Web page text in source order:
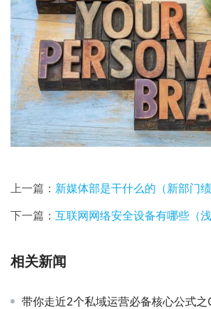
上一篇： 新媒体部是干什么的（新部门绩
下一篇： 互联网网络安全设备有哪些（浅析网
相关新闻
带你走近2个私域运营必备核心公式之